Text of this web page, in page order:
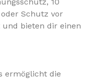
Schutz vor
bieten dir einen
ermöglicht die